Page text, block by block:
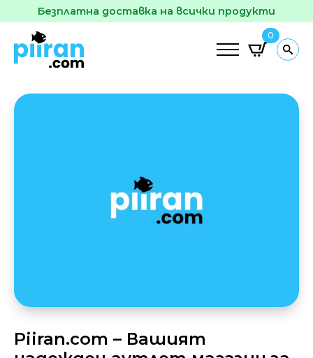
Безплатна доставка на всички продукти
0
Piiran.com – Вашият